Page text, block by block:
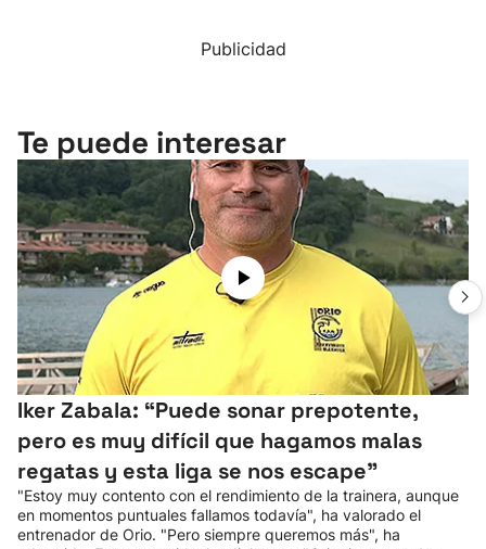
Publicidad
Te puede interesar
Iker Zabala: “Puede sonar prepotente,
pero es muy difícil que hagamos malas
regatas y esta liga se nos escape"
"Estoy muy contento con el rendimiento de la trainera, aunque
en momentos puntuales fallamos todavía", ha valorado el
entrenador de Orio. "Pero siempre queremos más", ha